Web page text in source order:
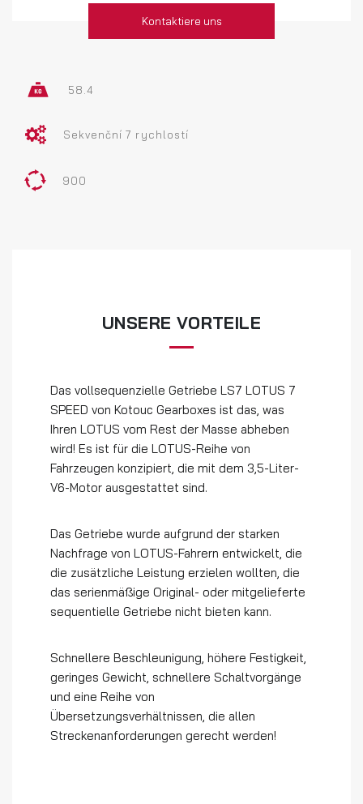
Kontaktiere uns
58.4
Sekvenční 7 rychlostí
900
UNSERE VORTEILE
Das vollsequenzielle Getriebe LS7 LOTUS 7
SPEED von Kotouc Gearboxes ist das, was
Ihren LOTUS vom Rest der Masse abheben
wird! Es ist für die LOTUS-Reihe von
Fahrzeugen konzipiert, die mit dem 3,5-Liter-
V6-Motor ausgestattet sind.
Das Getriebe wurde aufgrund der starken
Nachfrage von LOTUS-Fahrern entwickelt, die
die zusätzliche Leistung erzielen wollten, die
das serienmäßige Original- oder mitgelieferte
sequentielle Getriebe nicht bieten kann.
Schnellere Beschleunigung, höhere Festigkeit,
geringes Gewicht, schnellere Schaltvorgänge
und eine Reihe von
Übersetzungsverhältnissen, die allen
Streckenanforderungen gerecht werden!